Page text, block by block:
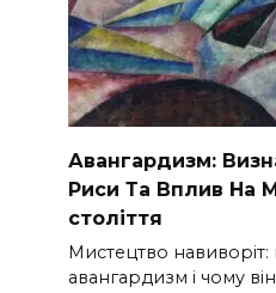
Авангардизм:
Риси Та Вплив На
століття
Мистецтво навиворіт:
авангардизм і чому він